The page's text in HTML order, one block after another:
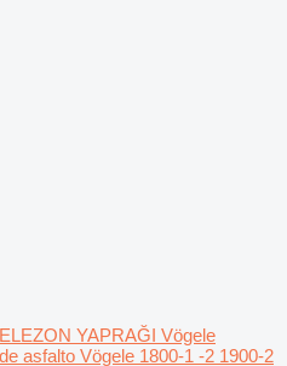
YAPRAĞI Vögele
asfalto Vögele 1800-1 -2 1900-2